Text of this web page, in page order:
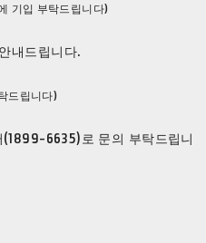
기입 부탁드립니다)
내드립니다.
드립니다)
6635)로 문의 부탁드립니